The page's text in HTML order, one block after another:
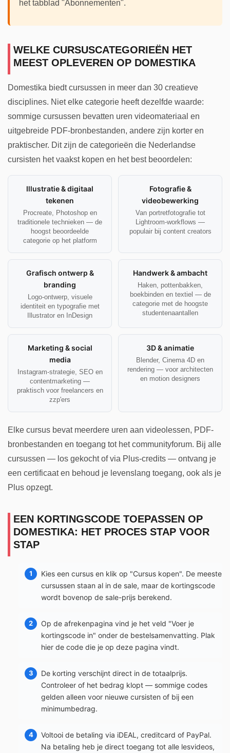
het tabblad "Abonnementen".
WELKE CURSUSCATEGORIEËN HET
MEEST OPLEVEREN OP DOMESTIKA
Domestika biedt cursussen in meer dan 30 creatieve
disciplines. Niet elke categorie heeft dezelfde waarde:
sommige cursussen bevatten uren videomateriaal en
uitgebreide PDF-bronbestanden, andere zijn korter en
praktischer. Dit zijn de categorieën die Nederlandse
cursisten het vaakst kopen en het best beoordelen:
Illustratie & digitaal
tekenen
Procreate, Photoshop en
traditionele technieken — de
hoogst beoordeelde
categorie op het platform
Fotografie &
videobewerking
Van portretfotografie tot
Lightroom-workflows —
populair bij content creators
Grafisch ontwerp &
branding
Logo-ontwerp, visuele
identiteit en typografie met
Illustrator en InDesign
Handwerk & ambacht
Haken, pottenbakken,
boekbinden en textiel — de
categorie met de hoogste
studentenaantallen
Marketing & social
media
Instagram-strategie, SEO en
contentmarketing —
praktisch voor freelancers en
zzp'ers
3D & animatie
Blender, Cinema 4D en
rendering — voor architecten
en motion designers
Elke cursus bevat meerdere uren aan videolessen, PDF-
bronbestanden en toegang tot het communityforum. Bij alle
cursussen — los gekocht of via Plus-credits — ontvang je
een certificaat en behoud je levenslang toegang, ook als je
Plus opzegt.
EEN KORTINGSCODE TOEPASSEN OP
DOMESTIKA: HET PROCES STAP VOOR
STAP
Kies een cursus en klik op "Cursus kopen". De meeste
cursussen staan al in de sale, maar de kortingscode
wordt bovenop de sale-prijs berekend.
Op de afrekenpagina vind je het veld "Voer je
kortingscode in" onder de bestelsamenvatting. Plak
hier de code die je op deze pagina vindt.
De korting verschijnt direct in de totaalprijs.
Controleer of het bedrag klopt — sommige codes
gelden alleen voor nieuwe cursisten of bij een
minimumbedrag.
Voltooi de betaling via iDEAL, creditcard of PayPal.
Na betaling heb je direct toegang tot alle lesvideos,